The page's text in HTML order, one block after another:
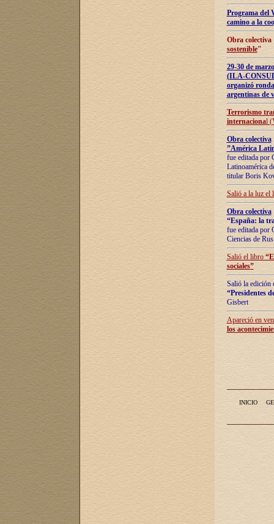
Programa del
camino a la
Obra
sostenible"
29-30 de
(ILA-
organizó
argentinas de
Terrorismo
internacional
Obra colectiva
”América
fue editada por
Latinoamérica
titular Boris
Salió a la luz el
Obra colectiva
“España: la
fue editada por
Ciencias de
Salió el libro “
sociales”
Salió la edición
“Presidentes
Gisbert
Apareció en
los
INICIO